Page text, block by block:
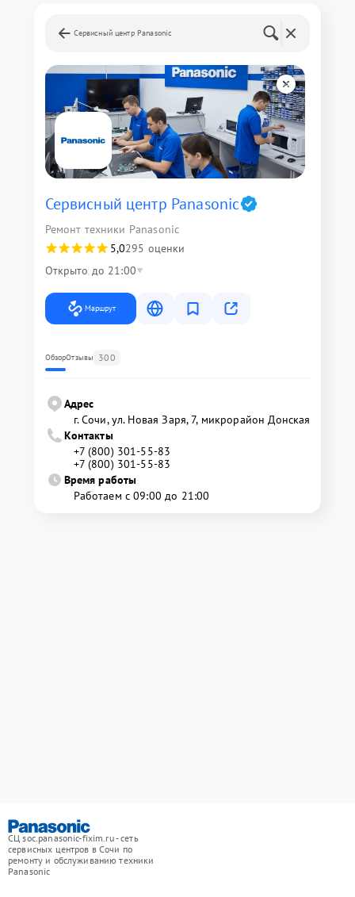
Сервисный центр Panasonic
Сервисный центр Panasonic
Ремонт техники Panasonic
5,0295 оценки
Открыто до 21:00
Маршрут
ОбзорОтзывы 300
Адрес
г. Сочи, ул. Новая Заря, 7, микрорайон Донская
Контакты
+7 (800) 301-55-83
+7 (800) 301-55-83
Время работы
Работаем с 09:00 до 21:00
СЦ soc.panasonic-fixim.ru - сеть
сервисных центров в Сочи по
ремонту и обслуживанию техники
Panasonic